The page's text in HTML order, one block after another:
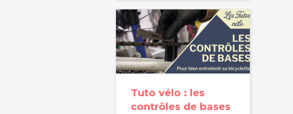
Tuto vélo : les
contrôles de bases